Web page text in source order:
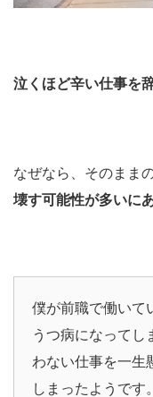
泣くほど辛い仕事を
なぜなら、そのまま
壊す可能性が多いに
僕が前職で働いて
うつ病になってし
わない仕事を一生
しまったようです